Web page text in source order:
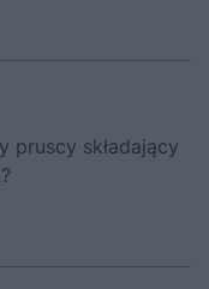
pruscy składający